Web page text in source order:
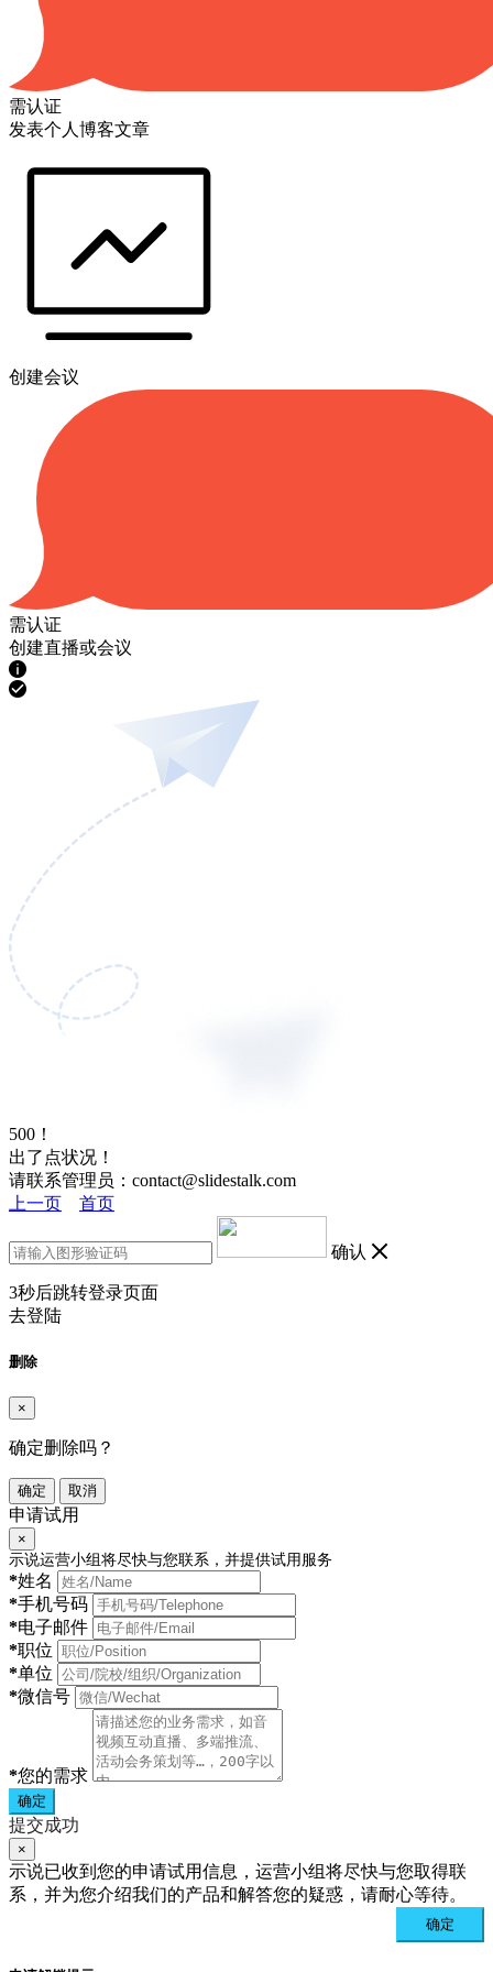
需认证
发表个人博客文章
创建会议
需认证
创建直播或会议
500！
出了点状况！
请联系管理员：contact@slidestalk.com
上一页
首页
确认
3秒后跳转登录页面
去登陆
删除
×
确定删除吗？
确定 取消
申请试用
×
示说运营小组将尽快与您联系，并提供试用服务
*姓名
*手机号码
*电子邮件
*职位
*单位
*微信号
*您的需求
确定
提交成功
×
示说已收到您的申请试用信息，运营小组将尽快与您取得联
系，并为您介绍我们的产品和解答您的疑惑，请耐心等待。
确定